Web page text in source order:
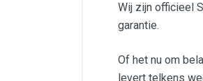
Wij zijn officieel
garantie.
Of het nu om
levert telkens